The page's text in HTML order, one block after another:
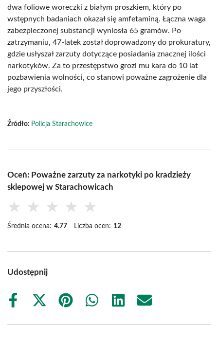
dwa foliowe woreczki z białym proszkiem, który po
wstępnych badaniach okazał się amfetaminą. Łączna waga
zabezpieczonej substancji wyniosła 65 gramów. Po
zatrzymaniu, 47-latek został doprowadzony do prokuratury,
gdzie usłyszał zarzuty dotyczące posiadania znacznej ilości
narkotyków. Za to przestępstwo grozi mu kara do 10 lat
pozbawienia wolności, co stanowi poważne zagrożenie dla
jego przyszłości.
Źródło: Policja Starachowice
Oceń: Poważne zarzuty za narkotyki po kradzieży
sklepowej w Starachowicach
★ ★ ★ ★ ★
Średnia ocena: 4.77 Liczba ocen: 12
Udostępnij
Share
Share
(Twitter)
Share
Share
Share
Share